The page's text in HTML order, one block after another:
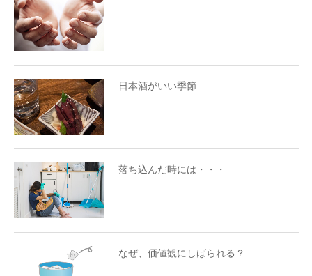
日本酒がいい季節
落ち込んだ時には・・・
なぜ、価値観にしばられる？